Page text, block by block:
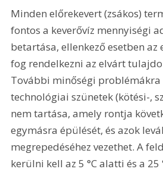
Minden előrekevert (zsákos)
fontos a keverővíz mennyiségi
betartása, ellenkező esetben az
fog rendelkezni az elvárt
További minőségi problémákra
technológiai szünetek (kötési-,
nem tartása, amely rontja
egymásra épülését, és azok
megrepedéséhez vezethet. A
kerülni kell az 5 °C alatti és a 25